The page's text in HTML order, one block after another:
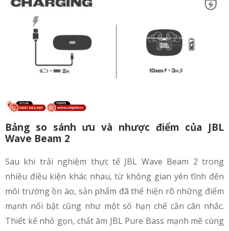
Bảng so sánh ưu và nhược điểm của JBL
Wave Beam 2
Sau khi trải nghiệm thực tế JBL Wave Beam 2 trong
nhiều điều kiện khác nhau, từ không gian yên tĩnh đến
môi trường ồn ào, sản phẩm đã thể hiện rõ những điểm
mạnh nổi bật cũng như một số hạn chế cần cân nhắc.
Thiết kế nhỏ gọn, chất âm JBL Pure Bass mạnh mẽ cùng